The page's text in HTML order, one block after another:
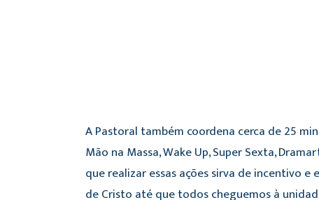
A Pastoral também coordena cerca de 25
Mão na Massa, Wake Up, Super Sexta,
que realizar essas ações sirva de incentivo
de Cristo até que todos cheguemos à